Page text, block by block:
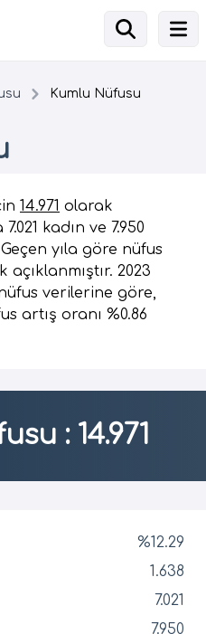
Kumlu Nüfusu
14.971 olarak
kadın ve 7.950
yıla göre nüfus
açıklanmıştır. 2023
verilerine göre,
artış oranı %0.86
: 14.971
%12.29
1.638
7.021
7.950